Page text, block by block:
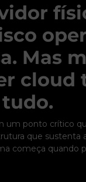
Mas
cloud
um ponto crítico
que sustenta
começa quando